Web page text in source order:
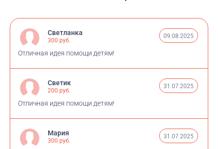
Светланка
300 руб.
09.08.2025
Отличная идея помощи детям!
Светик
200 руб.
31.07.2025
Отличная идея помощи детям!
Мария
300 руб.
31.07.2025